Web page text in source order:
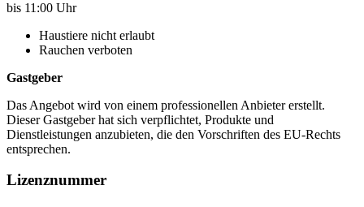
bis 11:00 Uhr
Haustiere nicht erlaubt
Rauchen verboten
Gastgeber
Das Angebot wird von einem professionellen Anbieter erstellt.
Dieser Gastgeber hat sich verpflichtet, Produkte und
Dienstleistungen anzubieten, die den Vorschriften des EU-Rechts
entsprechen.
Lizenznummer